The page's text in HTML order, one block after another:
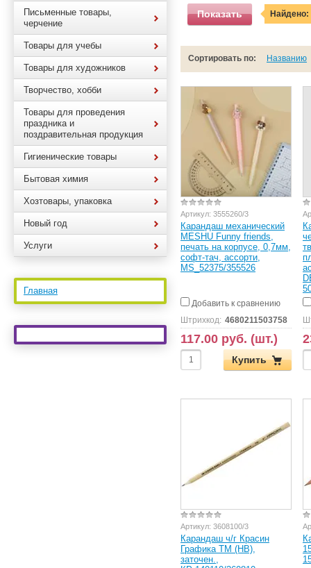
Письменные товары,
черчение
Товары для учебы
Товары для художников
Творчество, хобби
Товары для проведения
праздника и
поздравительная продукция
Гигиенические товары
Бытовая химия
Хозтовары, упаковка
Новый год
Услуги
Главная
Показать Найдено:
Сортировать по: Названию
Артикул: 3555260/3
Карандаш механический
MESHU Funny friends,
печать на корпусе, 0,7мм,
софт-тач, ассорти,
MS_52375/355526
Добавить к сравнению
Штрихкод: 4680211503758
117.00 руб. (шт.)
Купить
Артикул: 3608100/3
Карандаш ч/г Красин
Графика ТМ (НВ),
заточен.,